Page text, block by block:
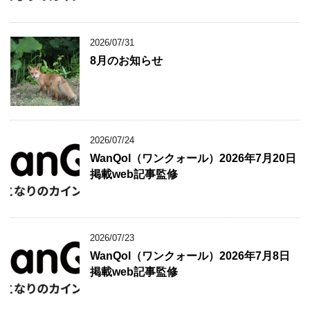
2026/07/31
8月のお知らせ
2026/07/24
WanQol（ワンクォール）2026年7月20日
掲載web記事監修
2026/07/23
WanQol（ワンクォール）2026年7月8日
掲載web記事監修